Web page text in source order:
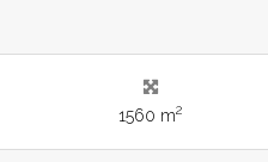
1560 m2